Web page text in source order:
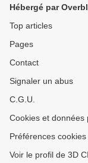
Hébergé par
Top articles
Pages
Contact
Signaler un abus
C.G.U.
Cookies et données
Préférences cookies
Voir le profil de 3D